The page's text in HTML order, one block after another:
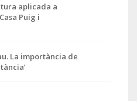
aplicada a
Puig i
La importància de